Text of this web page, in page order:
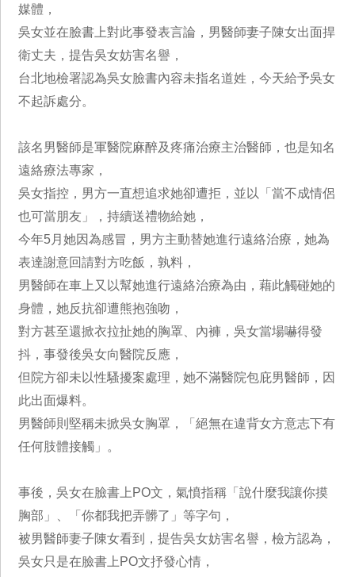
媒體，
吳女並在臉書上對此事發表言論，男醫師妻子陳女出面捍
衛丈夫，提告吳女妨害名譽，
台北地檢署認為吳女臉書內容未指名道姓，今天給予吳女
不起訴處分。
該名男醫師是軍醫院麻醉及疼痛治療主治醫師，也是知名
遠絡療法專家，
吳女指控，男方一直想追求她卻遭拒，並以「當不成情侶
也可當朋友」，持續送禮物給她，
今年5月她因為感冒，男方主動替她進行遠絡治療，她為
表達謝意回請對方吃飯，孰料，
男醫師在車上又以幫她進行遠絡治療為由，藉此觸碰她的
身體，她反抗卻遭熊抱強吻，
對方甚至還掀衣拉扯她的胸罩、內褲，吳女當場嚇得發
抖，事發後吳女向醫院反應，
但院方卻未以性騷擾案處理，她不滿醫院包庇男醫師，因
此出面爆料。
男醫師則堅稱未掀吳女胸罩，「絕無在違背女方意志下有
任何肢體接觸」。
事後，吳女在臉書上PO文，氣憤指稱「說什麼我讓你摸
胸部」、「你都我把弄髒了」等字句，
被男醫師妻子陳女看到，提告吳女妨害名譽，檢方認為，
吳女只是在臉書上PO文抒發心情，